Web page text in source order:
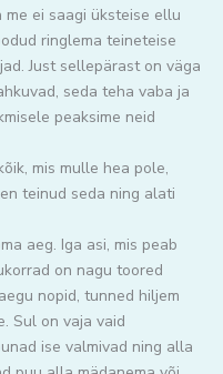
ei saagi üksteise ellu
ringlema teineteise
Just sellepärast on väga
seda teha vaba ja
peaksime neid
mis mulle hea pole,
teinud seda ning alati
aeg. Iga asi, mis peab
on nagu toored
nopid, tunned hiljem
Sul on vaja vaid
ise valmivad ning alla